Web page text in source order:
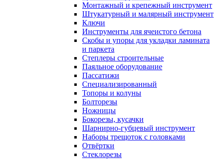
Монтажный и крепежный инструмент
Штукатурный и малярный инструмент
Ключи
Инструменты для ячеистого бетона
Скобы и упоры для укладки ламината
и паркета
Степлеры строительные
Паяльное оборудование
Пассатижи
Специализированный
Топоры и колуны
Болторезы
Ножницы
Бокорезы, кусачки
Шарнирно-губцевый инструмент
Наборы трещоток с головками
Отвёртки
Стеклорезы